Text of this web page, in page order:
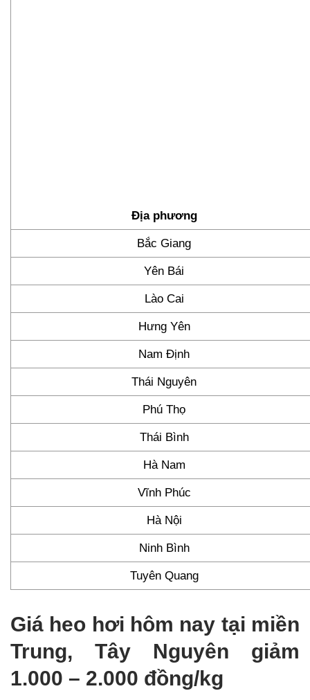
Địa phương
Bắc Giang
Yên Bái
Lào Cai
Hưng Yên
Nam Định
Thái Nguyên
Phú Thọ
Thái Bình
Hà Nam
Vĩnh Phúc
Hà Nội
Ninh Bình
Tuyên Quang
Giá heo hơi hôm nay tại miền
Trung, Tây Nguyên giảm
1.000 – 2.000 đồng/kg